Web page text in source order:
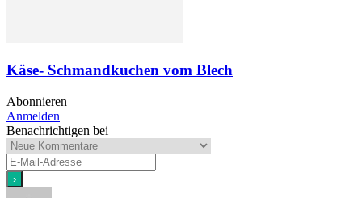
Käse- Schmandkuchen vom Blech
Abonnieren
Anmelden
Benachrichtigen bei